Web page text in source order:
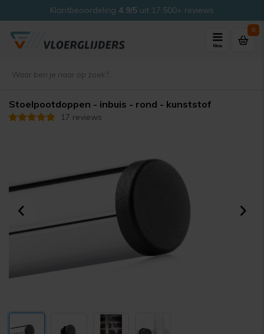
Klantbeoordeling 4.9/5 uit 17.500+ reviews
Menu
0
Stoelpootdoppen - inbuis - rond - kunststof
17 reviews